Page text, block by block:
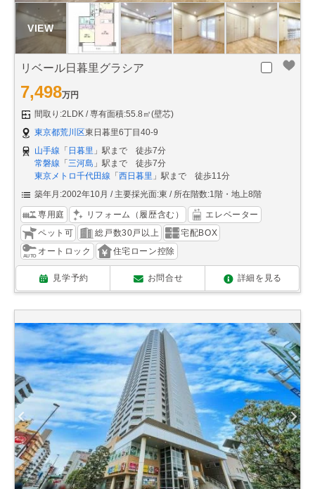
リベール日暮里グラシア
7,498万円
間取り:2LDK
専有面積:55.8㎡(壁芯)
東京都荒川区東日暮里6丁目40-9
山手線 「 日暮里 」駅まで 徒歩7分
常磐線 「 三河島 」駅まで 徒歩7分
東京メトロ千代田線 「 西日暮里 」駅まで 徒歩11分
築年月:2002年10月
主要採光面:東 所在階数:1階・地上8階
専用庭 リフォーム（履歴含む）
エレベーター
ペット可
総戸数30戸以上
宅配BOX
オートロック
住宅ローン控除
見学予約 お問合せ 詳細を見る